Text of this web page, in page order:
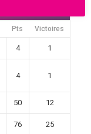
Pts Victoires
4 1
4 1
50 12
76 25